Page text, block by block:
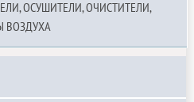
ОСУШИТЕЛИ, ОЧИСТИТЕЛИ,
ВОЗДУХА